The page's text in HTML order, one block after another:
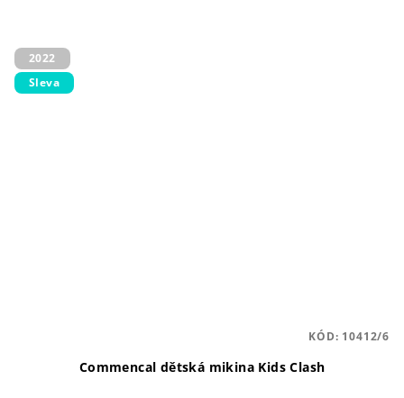
2022
Sleva
Commencal dětská mikina Kids Clash
KÓD: 10412/6